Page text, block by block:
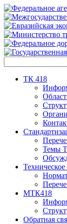
ТК 418
Темы
МТК418
Обратная